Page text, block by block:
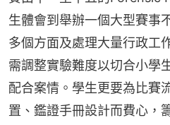
生體會到舉辦一個大型賽事
多個方面及處理大量行政工
需調整實驗難度以切合小學
配合案情。學生更要為比賽
置、鑑證手冊設計而費心，